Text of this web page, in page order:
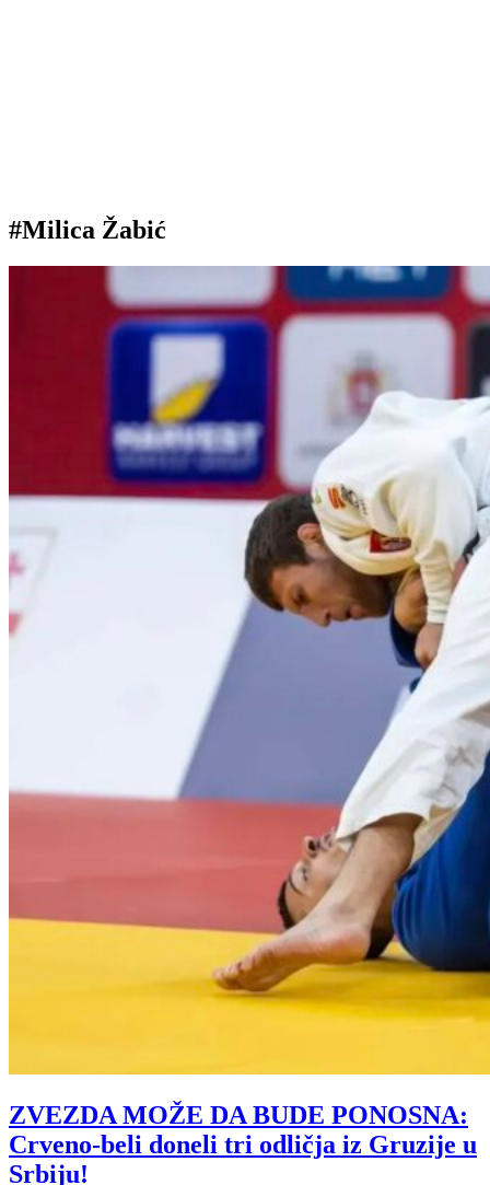
#Milica Žabić
ZVEZDA MOŽE DA BUDE PONOSNA:
Crveno-beli doneli tri odličja iz Gruzije u
Srbiju!